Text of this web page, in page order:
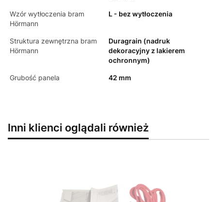
Wzór wytłoczenia bram
Hörmann
L - bez wytłoczenia
Struktura zewnętrzna bram
Hörmann
Duragrain (nadruk
dekoracyjny z lakierem
ochronnym)
Grubość panela 42 mm
Inni klienci oglądali również